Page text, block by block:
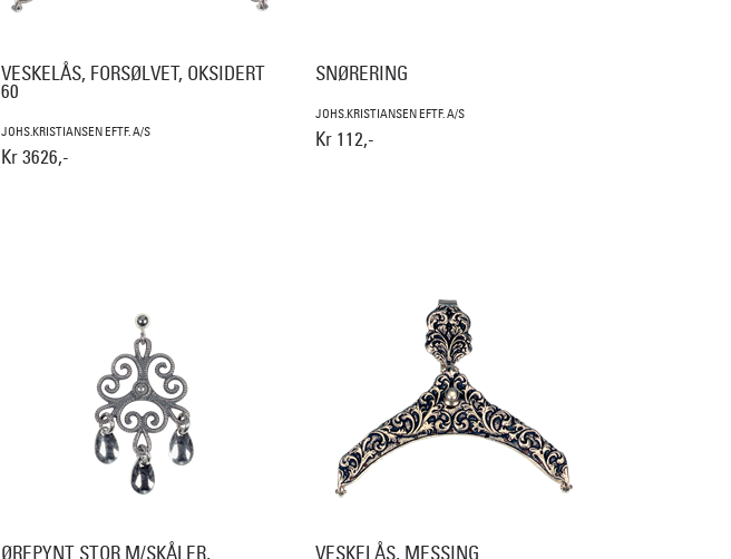
VESKELÅS, FORSØLVET, OKSIDERT
60
JOHS.KRISTIANSEN EFTF. A/S
Kr 3626,-
SNØRERING
JOHS.KRISTIANSEN EFTF. A/S
Kr 112,-
ØREPYNT STOR M/SKÅLER, VESKELÅS, MESSING